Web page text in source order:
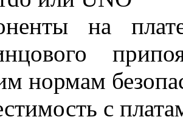
на
нормам
с